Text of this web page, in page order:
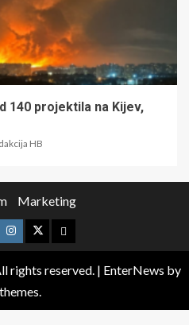
140 projektila na Kijev,
HB
Marketing
rights reserved. | EnterNews by